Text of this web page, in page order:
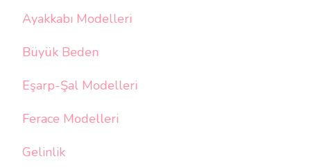
Ayakkabı Modelleri
Büyük Beden
Eşarp-Şal Modelleri
Ferace Modelleri
Gelinlik